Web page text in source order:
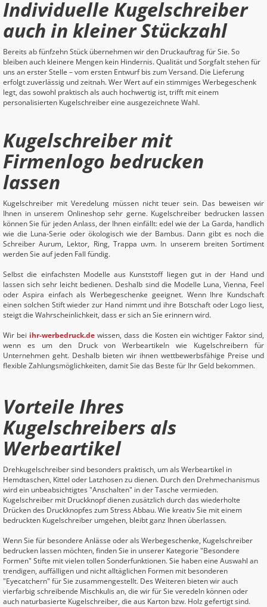
Individuelle Kugelschreiber
auch in kleiner Stückzahl
Bereits ab fünfzehn Stück übernehmen wir den Druckauftrag für Sie. So
bleiben auch kleinere Mengen kein Hindernis. Qualität und Sorgfalt stehen für
uns an erster Stelle – vom ersten Entwurf bis zum Versand. Die Lieferung
erfolgt zuverlässig und zeitnah. Wer Wert auf ein stimmiges Werbegeschenk
legt, das sowohl praktisch als auch hochwertig ist, trifft mit einem
personalisierten Kugelschreiber eine ausgezeichnete Wahl.
Kugelschreiber mit
Firmenlogo bedrucken
lassen
Kugelschreiber mit Veredelung müssen nicht teuer sein. Das beweisen wir
Ihnen in unserem Onlineshop sehr gerne. Kugelschreiber bedrucken lassen
können Sie für jeden Anlass, der Ihnen einfällt: edel wie der La Garda, handlich
wie die Luna-Serie oder ökologisch wie der Bambus. Dann gibt es noch die
Schreiber Aurum, Lektor, Ring, Trappa uvm. In unserem breiten Sortiment
werden Sie auf jeden Fall fündig.
Selbst die einfachsten Modelle aus Kunststoff liegen gut in der Hand und
lassen sich sehr leicht bedienen. Deshalb sind die Modelle Luna, Vienna, Feel
oder Aspira einfach als Werbegeschenke geeignet. Wenn Ihre Kundschaft
einen solchen Stift wieder zur Hand nimmt und ihre Botschaft oder Logo liest,
steigt die Wahrscheinlichkeit, dass er sich an Sie erinnern wird.
Wir bei ihr-werbedruck.de wissen, dass die Kosten ein wichtiger Faktor sind,
wenn es um den Druck von Werbeartikeln wie Kugelschreibern für
Unternehmen geht. Deshalb bieten wir ihnen wettbewerbsfähige Preise und
flexible Zahlungsmöglichkeiten, damit Sie das Beste für Ihr Geld bekommen.
Vorteile Ihres
Kugelschreibers als
Werbeartikel
Drehkugelschreiber sind besonders praktisch, um als Werbeartikel in
Hemdtaschen, Kittel oder Latzhosen zu dienen. Durch den Drehmechanismus
wird ein unbeabsichtigtes "Anschalten" in der Tasche vermieden.
Kugelschreiber mit Druckknopf dienen zusätzlich durch das wiederholte
Drücken des Druckknopfes zum Stress Abbau. Wie kreativ Sie mit einem
bedruckten Kugelschreiber umgehen, bleibt ganz Ihnen überlassen.
Wenn Sie für besondere Anlässe oder als Werbegeschenke, Kugelschreiber
bedrucken lassen möchten, finden Sie in unserer Kategorie "Besondere
Formen" Stifte mit vielen tollen Sonderfunktionen. Sie haben eine Auswahl an
trendigen, auffälligen und nicht alltäglichen Formen mit besonderen
"Eyecatchern" für Sie zusammengestellt. Des Weiteren bieten wir auch
vierfarbig schreibende Mischkulis an, die wir für Sie veredeln können oder
auch naturbasierte Kugelschreiber, die aus Karton bzw. Holz gefertigt sind.